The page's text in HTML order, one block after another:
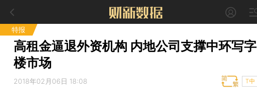
特报
高租金逼退外资机构 内地公司支撑中环写字
楼市场
2018年02月06日 18:08 T中